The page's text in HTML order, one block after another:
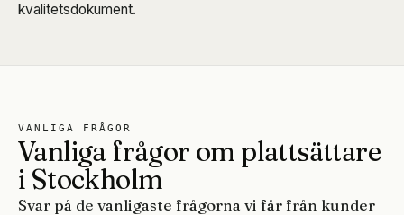
kvalitetsdokument.
VANLIGA FRÅGOR
Vanliga frågor om plattsättare
i Stockholm
Svar på de vanligaste frågorna vi får från kunder